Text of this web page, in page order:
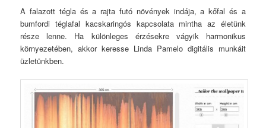
A falazott tégla és a rajta futó növények indája, a kőfal és a
bumfordi téglafal kacskaringós kapcsolata mintha az életünk
része lenne. Ha különleges érzésekre vágyik harmonikus
környezetében, akkor keresse Linda Pamelo digitális munkáit
üzletünkben.